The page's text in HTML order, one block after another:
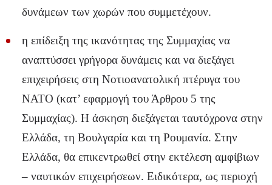
δυνάμεων των χωρών που συμμετέχουν.
η επίδειξη της ικανότητας της Συμμαχίας να
αναπτύσσει γρήγορα δυνάμεις και να διεξάγει
επιχειρήσεις στη Νοτιοανατολική πτέρυγα του
ΝΑΤΟ (κατ’ εφαρμογή του Άρθρου 5 της
Συμμαχίας). Η άσκηση διεξάγεται ταυτόχρονα στην
Ελλάδα, τη Βουλγαρία και τη Ρουμανία. Στην
Ελλάδα, θα επικεντρωθεί στην εκτέλεση αμφίβιων
– ναυτικών επιχειρήσεων. Ειδικότερα, ως περιοχή